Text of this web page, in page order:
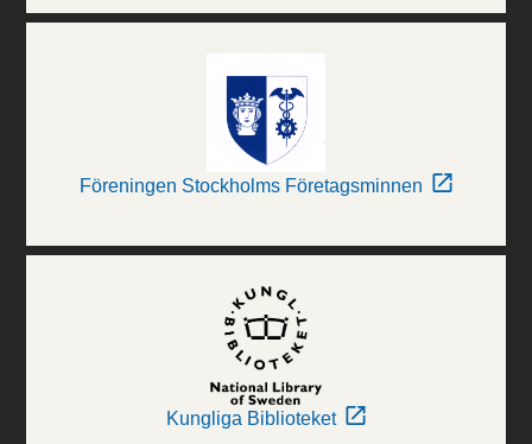
Föreningen Stockholms Företagsminnen
Kungliga Biblioteket